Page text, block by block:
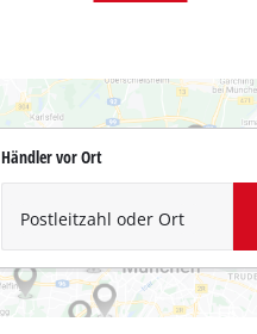
Händler vor Ort
Postleitzahl oder Ort